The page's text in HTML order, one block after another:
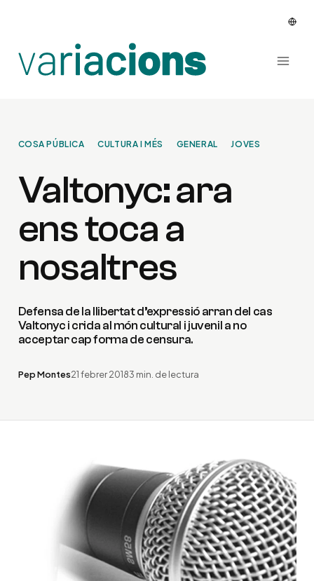
COSA PÚBLICA CULTURA I MÉS GENERAL JOVES
Valtonyc: ara
ens toca a
nosaltres
Defensa de la llibertat d’expressió arran del cas
Valtonyc i crida al món cultural i juvenil a no
acceptar cap forma de censura.
Pep Montes21 febrer 20183 min. de lectura